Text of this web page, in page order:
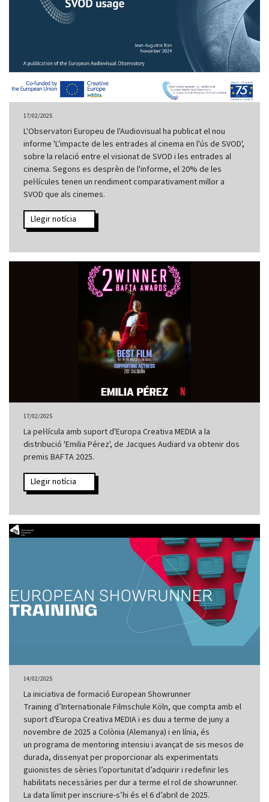
17/02/2025
L'Observatori Europeu de l'Audiovisual ha publicat el nou
informe 'L'impacte de les entrades al cinema en l'ús de SVOD',
sobre la relació entre el visionat de SVOD i les entrades al
cinema. Segons es desprèn de l'informe, el 20% de les
pel·lícules tenen un rendiment comparativament millor a
SVOD que als cinemes.
Llegir notícia
17/02/2025
La pel·lícula amb suport d'Europa Creativa MEDIA a la
distribució 'Emilia Pérez', de Jacques Audiard va obtenir dos
premis BAFTA 2025.
Llegir notícia
14/02/2025
La iniciativa de formació European Showrunner
Training d’Internationale Filmschule Köln, que compta amb el
suport d'Europa Creativa MEDIA i es duu a terme de juny a
novembre de 2025 a Colònia (Alemanya) i en línia, és
un programa de mentoring intensiu i avançat de sis mesos de
durada, dissenyat per proporcionar als experimentats
guionistes de sèries l’oportunitat d’adquirir i redefinir les
habilitats necessàries per dur a terme el rol de showrunner.
La data límit per inscriure-s’hi és el 6 d’abril de 2025.